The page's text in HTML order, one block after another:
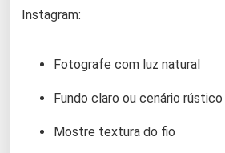
Instagram:
Fotografe com luz natural
Fundo claro ou cenário rústico
Mostre textura do fio